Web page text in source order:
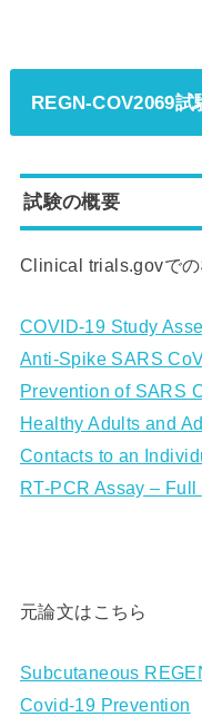
REGN-COV2069試
試験の概要
Clinical trials.govでの
COVID-19 Study
Anti-Spike SARS
Prevention of SARS
Healthy Adults and
Contacts to an
RT-PCR Assay –
元論文はこちら
Subcutaneous
Covid-19 Prevention